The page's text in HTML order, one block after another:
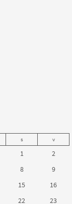
s v
1
2
8
9
15
16
22 23